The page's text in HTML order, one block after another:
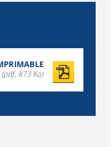
(pdf, 873 Ko)